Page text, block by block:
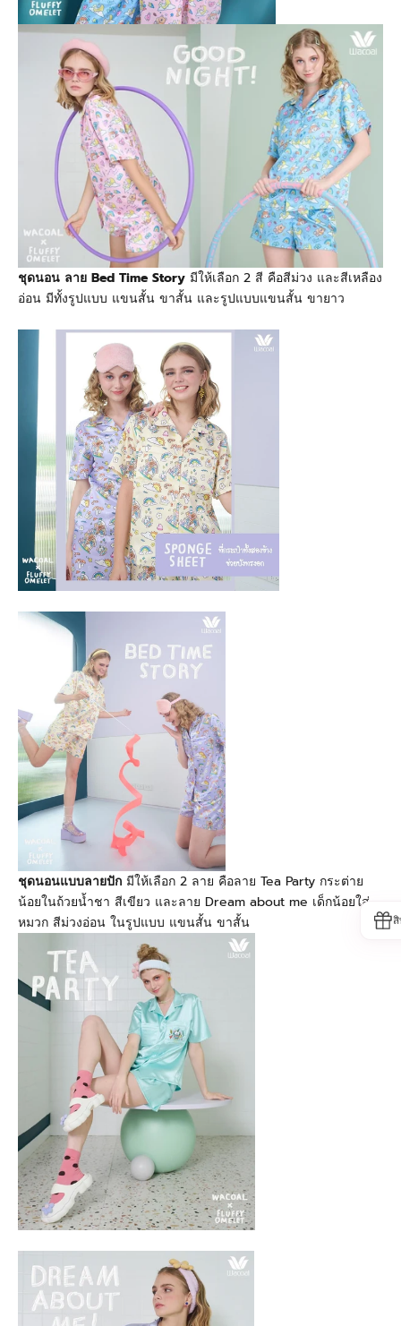
ชุดนอน ลาย Bed Time Story มีให้เลือก 2 สี คือสีม่วง และสีเหลือง
อ่อน มีทั้งรูปแบบ แขนสั้น ขาสั้น และรูปแบบแขนสั้น ขายาว
ชุดนอนแบบลายปัก มีให้เลือก 2 ลาย คือลาย Tea Party กระต่าย
น้อยในถ้วยน้ำชา สีเขียว และลาย Dream about me เด็กน้อยใส่
หมวก สีม่วงอ่อน ในรูปแบบ แขนสั้น ขาสั้น